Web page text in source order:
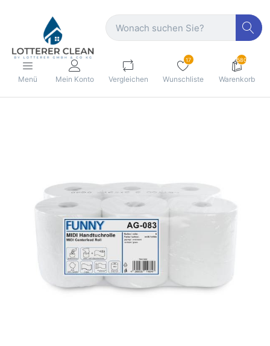
Menü Mein Konto Vergleichen
17
Wunschliste
580
Warenkorb